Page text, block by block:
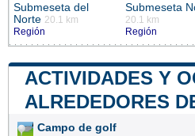
Submeseta del
Norte 20.1 km
Región
Submeseta
20.1 km
Región
ACTIVIDADES Y
ALREDEDORES
Campo de golf